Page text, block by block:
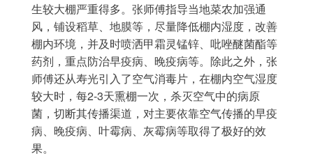
生较大棚严重得多。张师傅指导当地菜农加强通
风，铺设稻草、地膜等，尽量降低棚内湿度，改善
棚内环境，并及时喷洒甲霜灵锰锌、吡唑醚菌酯等
药剂，重点防治早疫病、晚疫病等。除此之外，张
师傅还从寿光引入了空气消毒片，在棚内空气湿度
较大时，每2-3天熏棚一次，杀灭空气中的病原
菌，切断其传播渠道，对主要依靠空气传播的早疫
病、晚疫病、叶霉病、灰霉病等取得了极好的效
果。